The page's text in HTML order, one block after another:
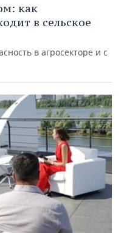
как
в сельское
в агросекторе и с